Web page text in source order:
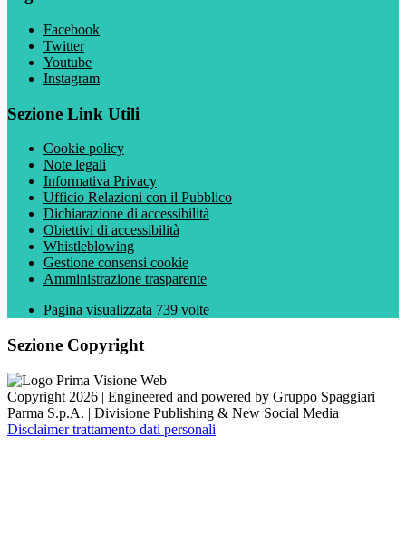
Facebook
Twitter
Youtube
Instagram
Sezione Link Utili
Cookie policy
Note legali
Informativa Privacy
Ufficio Relazioni con il Pubblico
Dichiarazione di accessibilità
Obiettivi di accessibilità
Whistleblowing
Gestione consensi cookie
Amministrazione trasparente
Pagina visualizzata 739 volte
Sezione Copyright
Copyright 2026 | Engineered and powered by Gruppo Spaggiari
Parma S.p.A. | Divisione Publishing & New Social Media
Disclaimer trattamento dati personali